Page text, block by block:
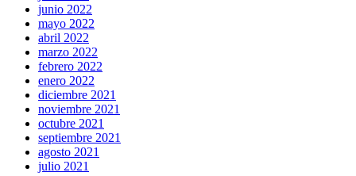
junio 2022
mayo 2022
abril 2022
marzo 2022
febrero 2022
enero 2022
diciembre 2021
noviembre 2021
octubre 2021
septiembre 2021
agosto 2021
julio 2021